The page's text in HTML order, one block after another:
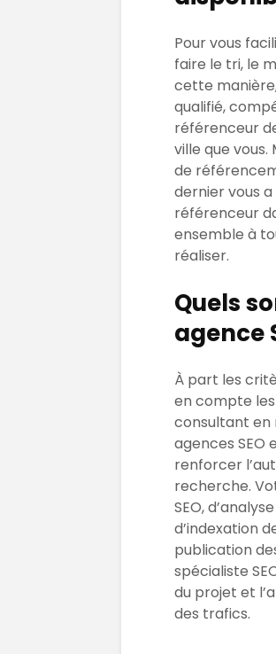
Pour vous
faire le tri, le
cette
qualifié,
référenceur
ville que
de
dernier vous
référenceur
ensemble à
réaliser.
Quels
agence
À part les
en compte
consultant en
agences
renforcer
recherche.
SEO,
d’indexation
publication
spécialiste
du projet et
des trafics.